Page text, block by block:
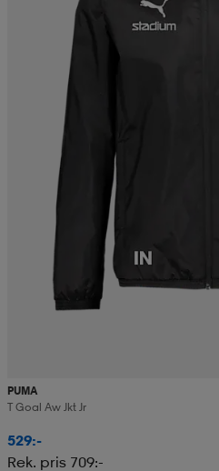
PUMA
T Goal Aw Jkt Jr
529:-
Rek. pris 709:-